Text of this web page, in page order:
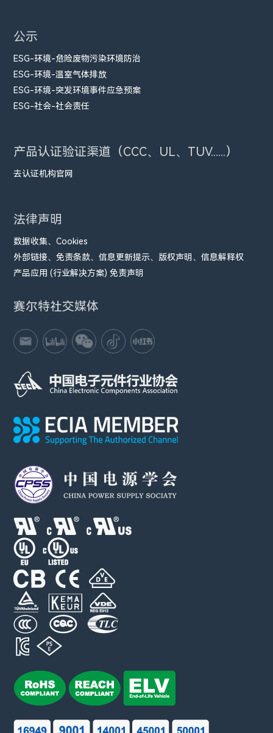
公示
ESG-环境-危险废物污染环境防治
ESG-环境-温室气体排放
ESG-环境-突发环境事件应急预案
ESG-社会-社会责任
产品认证验证渠道（CCC、UL、TUV......）
去认证机构官网
法律声明
数据收集、Cookies
外部链接、免责条款、信息更新提示、版权声明、信息解释权
产品应用 (行业解决方案) 免责声明
赛尔特社交媒体